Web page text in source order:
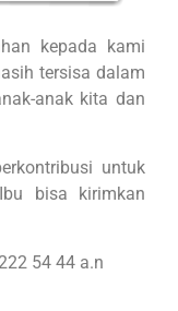
tersisa dalam
anak kita dan
untuk
bisa kirimkan
54 44 a.n